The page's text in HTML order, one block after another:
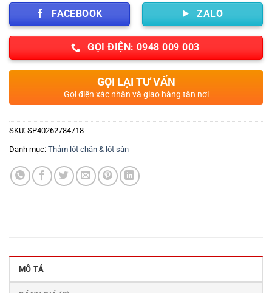
FACEBOOK ZALO
GỌI ĐIỆN: 0948 009 003
GỌI LẠI TƯ VẤN
Gọi điện xác nhận và giao hàng tận nơi
SKU: SP40262784718
Danh mục: Thảm lót chân & lót sàn
MÔ TẢ